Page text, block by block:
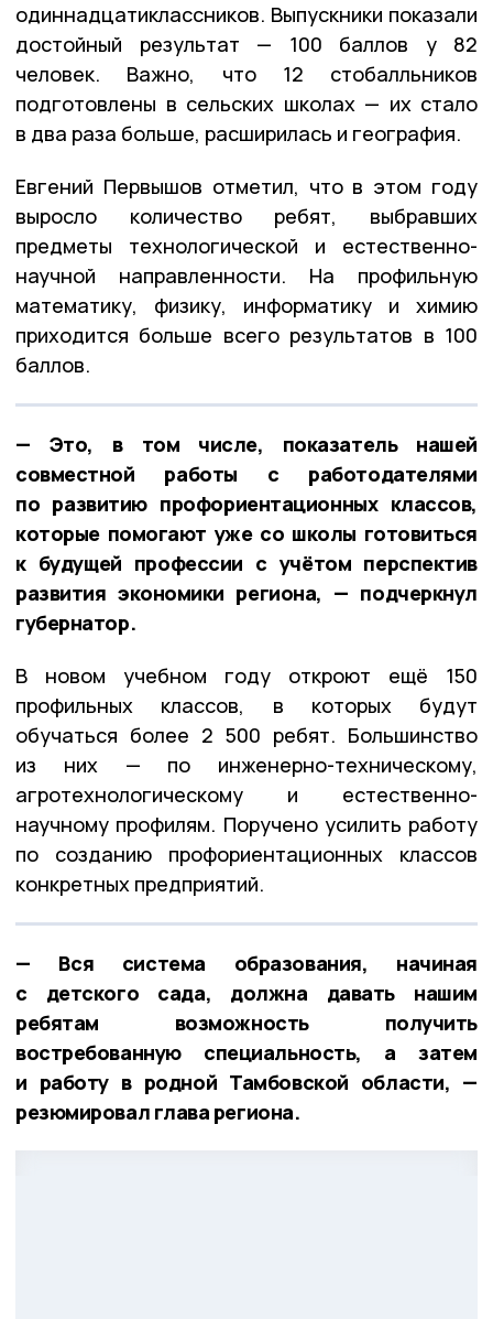
одиннадцатиклассников. Выпускники показали
достойный результат — 100 баллов у 82
человек. Важно, что 12 стобалльников
подготовлены в сельских школах — их стало
в два раза больше, расширилась и география.
Евгений Первышов отметил, что в этом году
выросло количество ребят, выбравших
предметы технологической и естественно-
научной направленности. На профильную
математику, физику, информатику и химию
приходится больше всего результатов в 100
баллов.
— Это, в том числе, показатель нашей
совместной работы с работодателями
по развитию профориентационных классов,
которые помогают уже со школы готовиться
к будущей профессии с учётом перспектив
развития экономики региона, — подчеркнул
губернатор.
В новом учебном году откроют ещё 150
профильных классов, в которых будут
обучаться более 2 500 ребят. Большинство
из них — по инженерно-техническому,
агротехнологическому и естественно-
научному профилям. Поручено усилить работу
по созданию профориентационных классов
конкретных предприятий.
— Вся система образования, начиная
с детского сада, должна давать нашим
ребятам возможность получить
востребованную специальность, а затем
и работу в родной Тамбовской области, —
резюмировал глава региона.